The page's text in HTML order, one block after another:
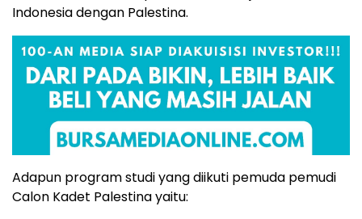
Indonesia dengan Palestina.
Adapun program studi yang diikuti pemuda pemudi
Calon Kadet Palestina yaitu: